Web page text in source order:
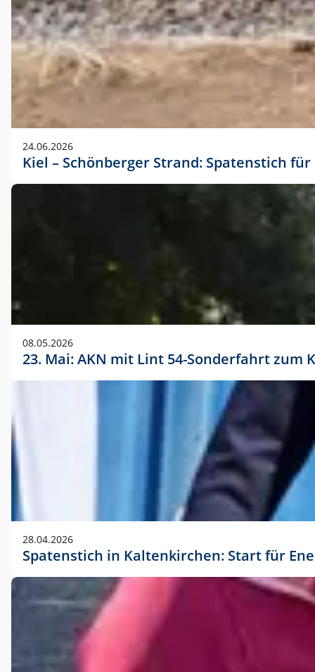
24.06.2026
Kiel – Schönberger Strand: Spatenstich
08.05.2026
23. Mai: AKN mit Lint 54-Sonderfahrt
28.04.2026
Spatenstich in Kaltenkirchen: Start für